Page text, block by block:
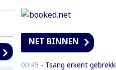
NET BINNEN
00:45 - Tsang erkent gebrekkige voorbereiding